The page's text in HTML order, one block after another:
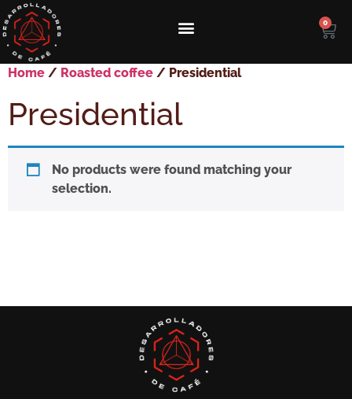
0
Home / Roasted coffee / Presidential
Presidential
No products were found matching your
selection.